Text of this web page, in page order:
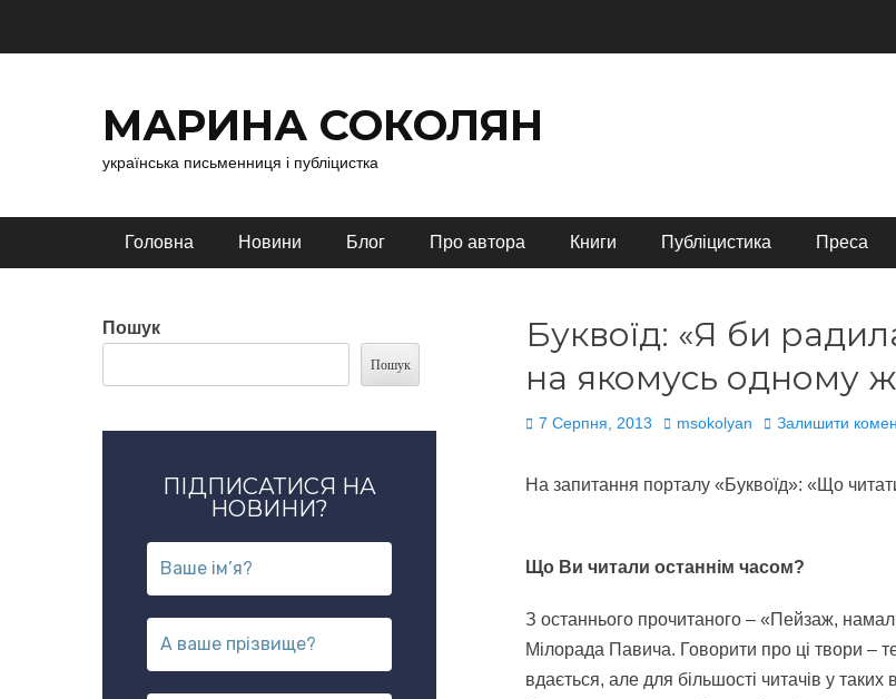
МАРИНА СОКОЛЯН
українська письменниця і публіцистка
Головне меню
Головна Новини Блог Про автора Книги Публіцистика Преса
Буквоїд: «Я би
на якомусь одному
Опубліковано
7 Серпня, 2013 Автор
msokolyan Залишити
На запитання порталу «Буквоїд»: «Що
Що Ви читали останнім часом?
З останнього прочитаного – «Пейзаж,
Мілорада Павича. Говорити про ці твори –
вдається, але для більшості читачів у
Пошук
Пошук
ПІДПИСАТИСЯ НА
НОВИНИ?